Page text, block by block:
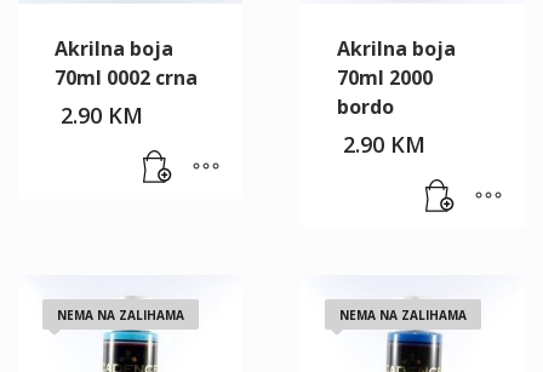
Akrilna boja
70ml 0002 crna
2.90 KM
Akrilna boja
70ml 2000
bordo
2.90 KM
NEMA NA ZALIHAMA NEMA NA ZALIHAMA